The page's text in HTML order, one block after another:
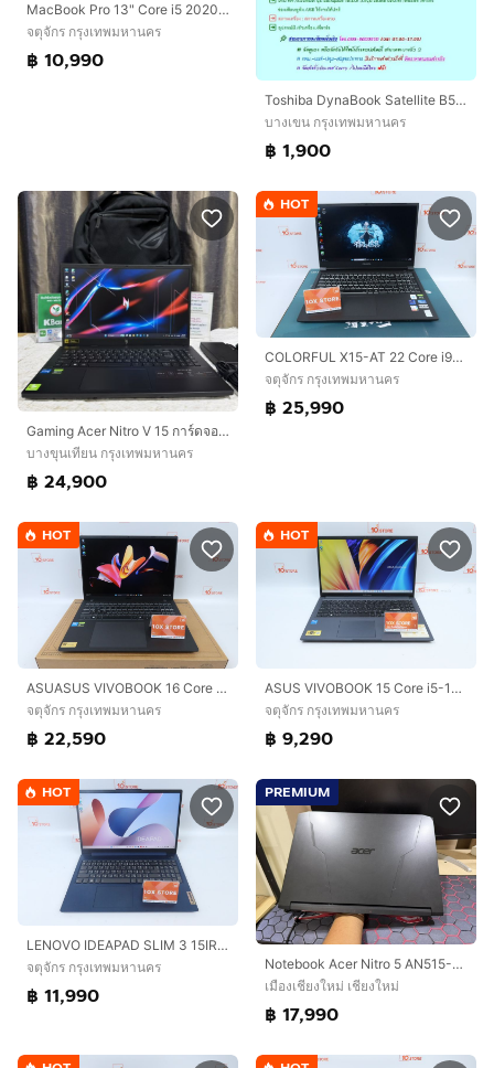
MacBook Pro 13" Core i5 2020 16.512GB
จตุจักร กรุงเทพมหานคร
฿ 10,990
Toshiba DynaBook Satellite B553J i5-3340M Ram 8GB SSD 120 GB หน้าจอ 15.6 นิ้ว ราคา 1,900.-บาท จัดส่งฟรีทั่วประเทศ
บางเขน กรุงเทพมหานคร
฿ 1,900
Gaming Acer Nitro V 15 การ์ดจอ RTX 4050 ประกัน6/2028
บางขุนเทียน กรุงเทพมหานคร
฿ 24,900
HOT
COLORFUL X15-AT 22 Core i9-12900H.RTX3060 RAM40.1TB
จตุจักร กรุงเทพมหานคร
฿ 25,990
HOT
ASUASUS VIVOBOOK 16 Core 5 210H.RTX4050 RAM16.512GB
จตุจักร กรุงเทพมหานคร
฿ 22,590
HOT
ASUS VIVOBOOK 15 Core i5-1235U RAM8-512GB
จตุจักร กรุงเทพมหานคร
฿ 9,290
HOT
LENOVO IDEAPAD SLIM 3 15IRH8 Core i7-13620H Ram16.512GB
จตุจักร กรุงเทพมหานคร
฿ 11,990
PREMIUM
Notebook Acer Nitro 5 AN515-R2BC RTX3050 ทำงาน เล่นเกม อื่นๆ ลื่นมาก สอบถามได้คัฟ
เมืองเชียงใหม่ เชียงใหม่
฿ 17,990